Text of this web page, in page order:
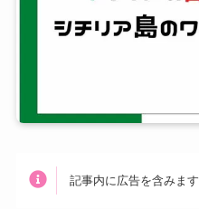
記事内に広告を含みます